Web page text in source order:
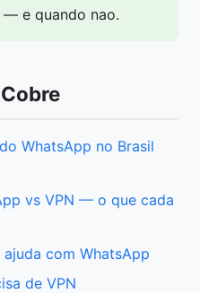
— e quando nao.
WhatsApp no Brasil
vs VPN — o que cada
com WhatsApp
de VPN